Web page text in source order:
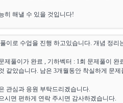
히 해낼 수 있을 것입니다!
이로 수업을 진행 하고있습니다. 개념 정리
제풀이가 완료 , 기하벡터 : 1회 문제풀이 완
같았습니다. 남은 3개월동안 착실하게 문
관심과 응원 부탁드리겠습니다.
시면 편하게 연락 주시면 감사하겠습니다.